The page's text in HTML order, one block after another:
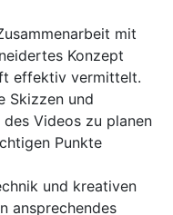
mit
Konzept
effektiv vermittelt.
Skizzen und
Videos zu planen
Punkte
und kreativen
ansprechendes